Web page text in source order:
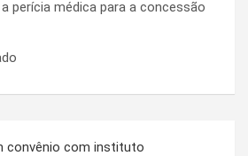
perícia médica para a concessão
convênio com instituto